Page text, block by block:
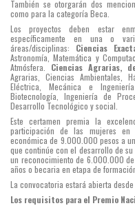
También se otorgarán dos
como para la categoría Beca.
Los proyectos deben estar
específicamente en una o
áreas/disciplinas: Ciencias
Astronomía, Matemática y
Atmósfera. Ciencias Agrarias,
Agrarias, Ciencias Ambientales,
Eléctrica, Mecánica e
Biotecnología, Ingeniería de
Desarrollo Tecnológico y social.
Este certamen premia la
participación de las mujeres en
económica de 9.000.000 pesos a
que continúe con el desarrollo de
un reconocimiento de 6.000.000
años o becaria en etapa de
La convocatoria estará abierta
Los requisitos para el Premio